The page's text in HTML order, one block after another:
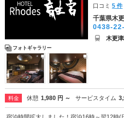
フォトギャラリー
口コミ5 件
千葉県木
0438-
木更
料金 休憩 1,980 円 ～ サービスタイム